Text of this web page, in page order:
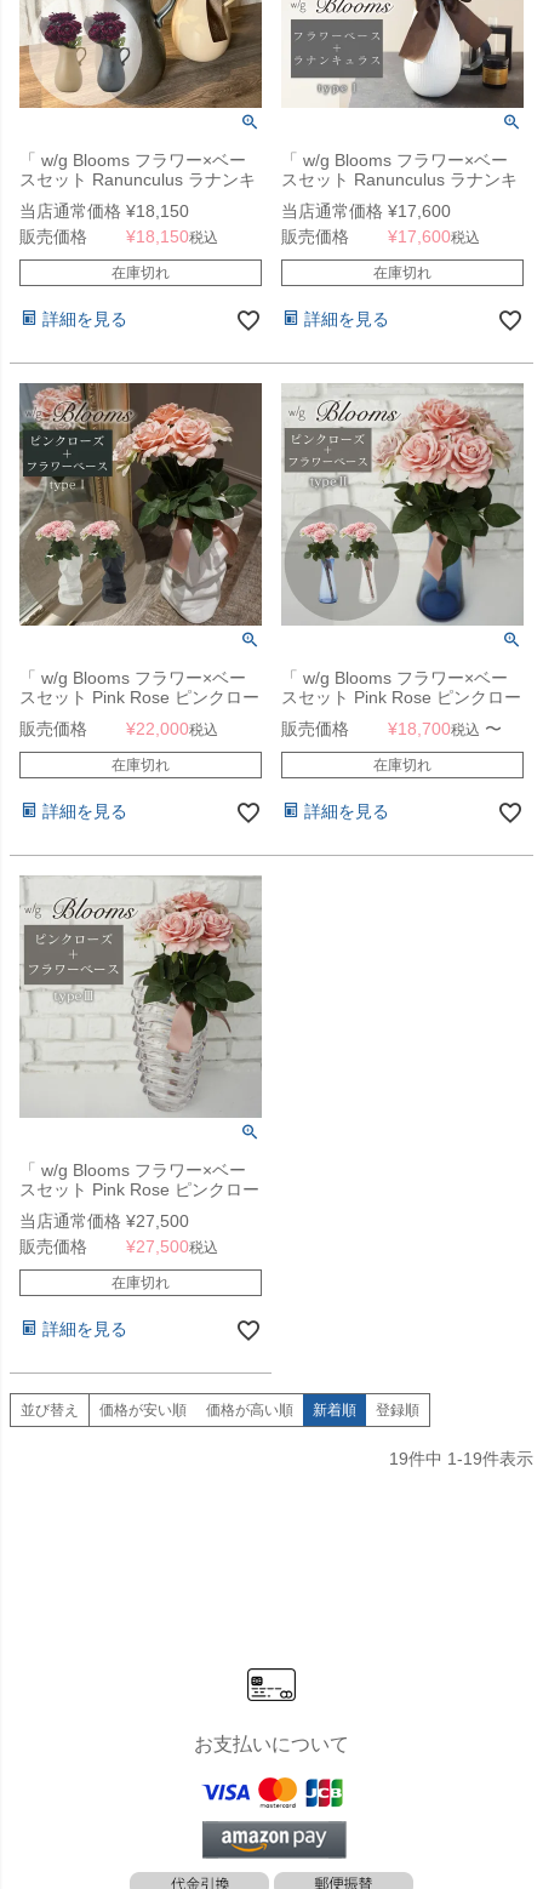
「 w/g Blooms フラワー×ベー
スセット Ranunculus ラナンキ
ュラス 2 」
当店通常価格 ¥18,150
販売価格
¥18,150税込
在庫切れ
詳細を見る
「 w/g Blooms フラワー×ベー
スセット Ranunculus ラナンキ
ュラス 1 」
当店通常価格 ¥17,600
販売価格
¥17,600税込
在庫切れ
詳細を見る
「 w/g Blooms フラワー×ベー
スセット Pink Rose ピンクロー
ズ 1 」
販売価格 ¥22,000税込
在庫切れ
詳細を見る
「 w/g Blooms フラワー×ベー
スセット Pink Rose ピンクロー
ズ 2 」
販売価格 ¥18,700税込 〜
在庫切れ
詳細を見る
「 w/g Blooms フラワー×ベー
スセット Pink Rose ピンクロー
ズ 3 」
当店通常価格 ¥27,500
販売価格
¥27,500税込
在庫切れ
詳細を見る
並び替え 価格が安い順 価格が高い順 新着順 登録順
19件中 1-19件表示
お支払いについて